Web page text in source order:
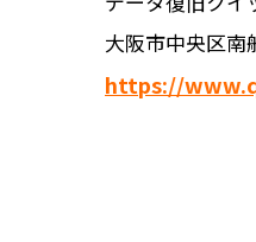
大阪市中央区南
https://